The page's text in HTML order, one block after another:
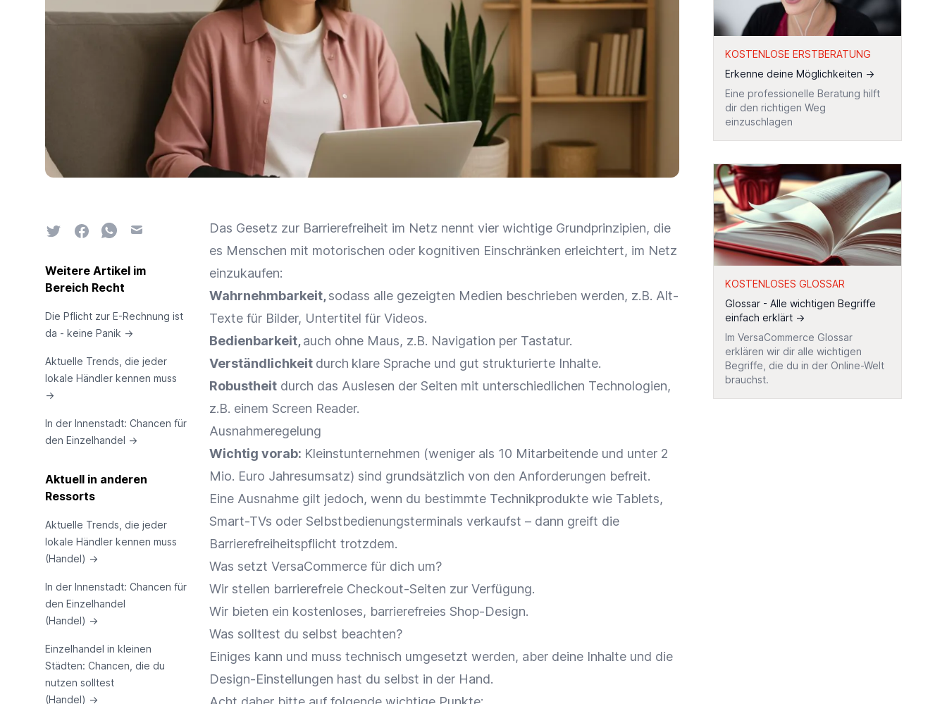
TwitterFacebookWhatsapp
Email
Weitere Artikel im
Bereich Recht
Die Pflicht zur E-Rechnung ist
da - keine Panik →
Aktuelle Trends, die jeder
lokale Händler kennen muss
→
In der Innenstadt: Chancen für
den Einzelhandel →
Aktuell in anderen
Ressorts
Aktuelle Trends, die jeder
lokale Händler kennen muss
(Handel) →
In der Innenstadt: Chancen für
den Einzelhandel
(Handel) →
Einzelhandel in kleinen
Städten: Chancen, die du
nutzen solltest
(Handel) →
Das Gesetz zur Barrierefreiheit im Netz nennt vier wichtige Grundprinzipien, die
es Menschen mit motorischen oder kognitiven Einschränken erleichtert, im Netz
einzukaufen:
Wahrnehmbarkeit,sodass alle gezeigten Medien beschrieben werden, z.B. Alt-
Texte für Bilder, Untertitel für Videos.
Bedienbarkeit,auch ohne Maus, z.B. Navigation per Tastatur.
Verständlichkeit durch klare Sprache und gut strukturierte Inhalte.
Robustheit durch das Auslesen der Seiten mit unterschiedlichen Technologien,
z.B. einem Screen Reader.
Ausnahmeregelung
Wichtig vorab: Kleinstunternehmen (weniger als 10 Mitarbeitende und unter 2
Mio. Euro Jahresumsatz) sind grundsätzlich von den Anforderungen befreit.
Eine Ausnahme gilt jedoch, wenn du bestimmte Technikprodukte wie Tablets,
Smart-TVs oder Selbstbedienungsterminals verkaufst – dann greift die
Barrierefreiheitspflicht trotzdem.
Was setzt VersaCommerce für dich um?
Wir stellen barrierefreie Checkout-Seiten zur Verfügung.
Wir bieten ein kostenloses, barrierefreies Shop-Design.
Was solltest du selbst beachten?
Einiges kann und muss technisch umgesetzt werden, aber deine Inhalte und die
Design-Einstellungen hast du selbst in der Hand.
KOSTENLOSE ERSTBERATUNG
Erkenne deine Möglichkeiten →
Eine professionelle Beratung hilft
dir den richtigen Weg
einzuschlagen
KOSTENLOSES GLOSSAR
Glossar - Alle wichtigen Begriffe
einfach erklärt →
Im VersaCommerce Glossar
erklären wir dir alle wichtigen
Begriffe, die du in der Online-Welt
brauchst.